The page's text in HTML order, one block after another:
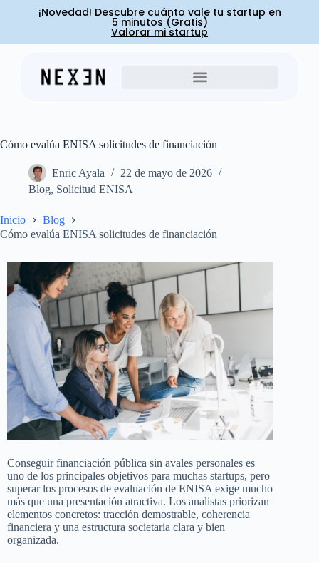
¡Novedad! Descubre cuánto vale tu startup en
5 minutos (Gratis)
Valorar mi startup
Cómo evalúa ENISA solicitudes de financiación
Enric Ayala
22 de mayo de 2026
Blog, Solicitud ENISA
Inicio
Blog
Cómo evalúa ENISA solicitudes de financiación
Conseguir financiación pública sin avales personales es
uno de los principales objetivos para muchas startups, pero
superar los procesos de evaluación de ENISA exige mucho
más que una presentación atractiva. Los analistas priorizan
elementos concretos: tracción demostrable, coherencia
financiera y una estructura societaria clara y bien
organizada.